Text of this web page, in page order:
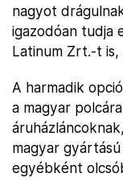
nagyot
igazodóan tudja
Latinum Zrt.-t is,
A harmadik
a magyar
magyar
egyébként